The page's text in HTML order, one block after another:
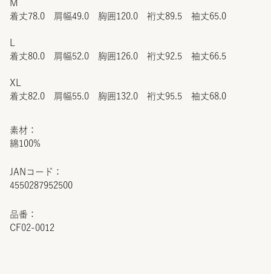
JANコード：
4550287952500
品番：
CF02-0012
M
着丈78.0 肩幅49.0 胸囲120.0 裄丈89.5 袖丈65.0
着丈80.0 肩幅52.0 胸囲126.0 裄丈92.5 袖丈66.5
XL
着丈82.0 肩幅55.0 胸囲132.0 裄丈95.5 袖丈68.0
素材：
綿100%